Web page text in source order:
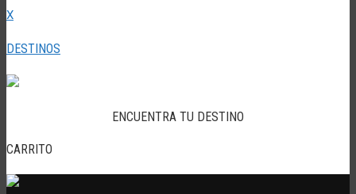
X
DESTINOS
ENCUENTRA TU DESTINO
CARRITO